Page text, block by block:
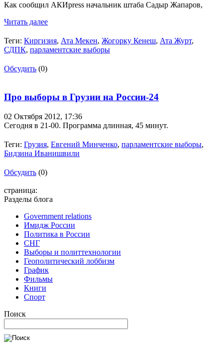
Как сообщил АКИpress начальник штаба Садыр Жапаров,
Читать далее
Теги: Киргизия, Ата Мекен, Жогорку Кенеш, Ата Журт,
СДПК, парламентские выборы
Обсудить (0)
Про выборы в Грузии на России-24
02 Октября 2012, 17:36
Сегодня в 21-00. Программа длинная, 45 минут.
Теги: Грузия, Евгений Минченко, парламентские выборы,
Бидзина Иванишвили
Обсудить (0)
страница:
Разделы блога
Government relations
Имидж России
Политика в России
СНГ
Выборы и политтехнологии
Геополитический лоббизм
График
Фильмы
Книги
Спорт
Поиск